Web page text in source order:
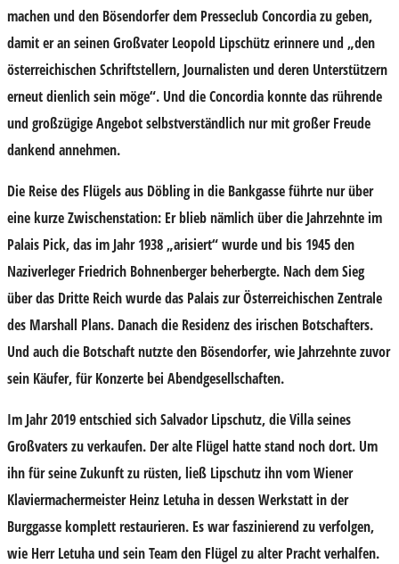
machen und den Bösendorfer dem Presseclub Concordia zu geben,
damit er an seinen Großvater Leopold Lipschütz erinnere und „den
österreichischen Schriftstellern, Journalisten und deren Unterstützern
erneut dienlich sein möge“. Und die Concordia konnte das rührende
und großzügige Angebot selbstverständlich nur mit großer Freude
dankend annehmen.
Die Reise des Flügels aus Döbling in die Bankgasse führte nur über
eine kurze Zwischenstation: Er blieb nämlich über die Jahrzehnte im
Palais Pick, das im Jahr 1938 „arisiert“ wurde und bis 1945 den
Naziverleger Friedrich Bohnenberger beherbergte. Nach dem Sieg
über das Dritte Reich wurde das Palais zur Österreichischen Zentrale
des Marshall Plans. Danach die Residenz des irischen Botschafters.
Und auch die Botschaft nutzte den Bösendorfer, wie Jahrzehnte zuvor
sein Käufer, für Konzerte bei Abendgesellschaften.
Im Jahr 2019 entschied sich Salvador Lipschutz, die Villa seines
Großvaters zu verkaufen. Der alte Flügel hatte stand noch dort. Um
ihn für seine Zukunft zu rüsten, ließ Lipschutz ihn vom Wiener
Klaviermachermeister Heinz Letuha in dessen Werkstatt in der
Burggasse komplett restaurieren. Es war faszinierend zu verfolgen,
wie Herr Letuha und sein Team den Flügel zu alter Pracht verhalfen.